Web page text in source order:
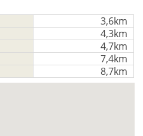
3,6km
4,3km
4,7km
7,4km
8,7km